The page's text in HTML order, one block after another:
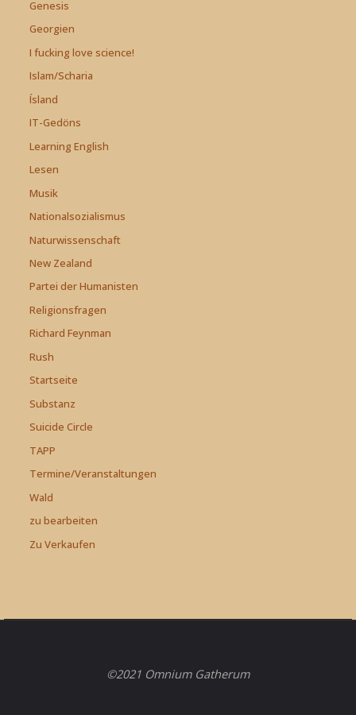
Genesis
Georgien
I fucking love science!
Islam/Scharia
Ísland
IT-Gedöns
Learning English
Lesen
Musik
Nationalsozialismus
Naturwissenschaft
New Zealand
Partei der Humanisten
Religionsfragen
Richard Feynman
Rush
Startseite
Substanz
Suicide Circle
TAPP
Termine/Veranstaltungen
Wald
zu bearbeiten
Zu Verkaufen
©2021 Omnium Gatherum